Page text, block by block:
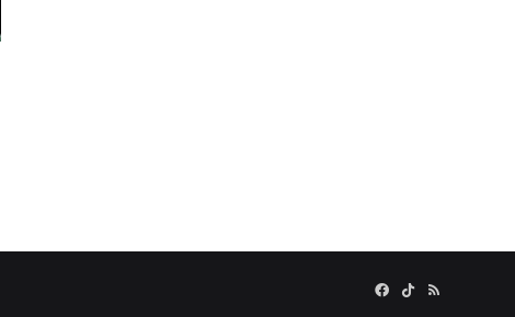
Facebook
TikTokRSS